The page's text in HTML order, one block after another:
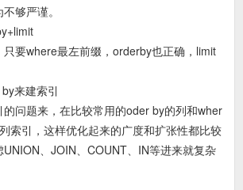
够严谨。
要where最左前缀，orderby也正确，limit
来建索引
问题来，在比较常用的oder by的列和wher
索引，这样优化起来的广度和扩张性都比较
、JOIN、COUNT、IN等进来就复杂